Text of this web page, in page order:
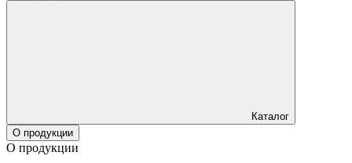
Каталог
О продукции
О продукции